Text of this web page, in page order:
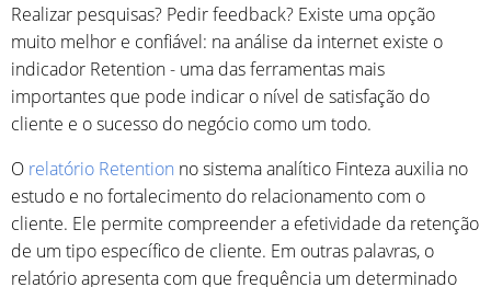
Realizar pesquisas? Pedir feedback? Existe uma opção
muito melhor e confiável: na análise da internet existe o
indicador Retention - uma das ferramentas mais
importantes que pode indicar o nível de satisfação do
cliente e o sucesso do negócio como um todo.
O relatório Retention no sistema analítico Finteza auxilia no
estudo e no fortalecimento do relacionamento com o
cliente. Ele permite compreender a efetividade da retenção
de um tipo específico de cliente. Em outras palavras, o
relatório apresenta com que frequência um determinado